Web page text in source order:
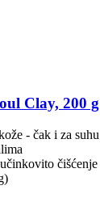
Clay, 200 g
- čak i za suhu
čišćenje